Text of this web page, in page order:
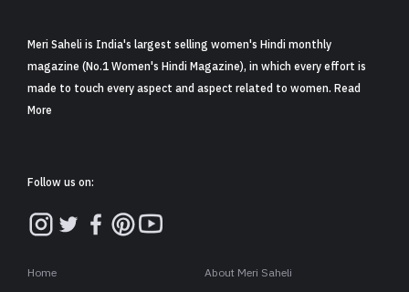
Meri Saheli is India's largest selling women's Hindi monthly
magazine (No.1 Women's Hindi Magazine), in which every effort is
made to touch every aspect and aspect related to women. Read
More
Follow us on:
Home About Meri Saheli